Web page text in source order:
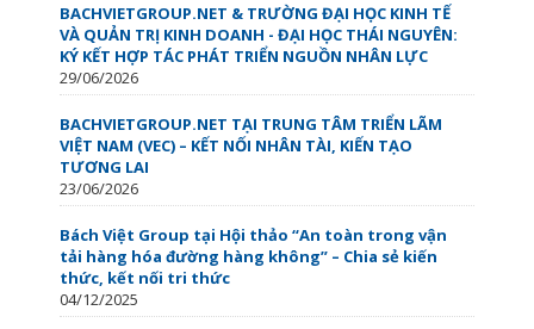
BACHVIETGROUP.NET & TRƯỜNG ĐẠI HỌC KINH TẾ
VÀ QUẢN TRỊ KINH DOANH - ĐẠI HỌC THÁI NGUYÊN:
KÝ KẾT HỢP TÁC PHÁT TRIỂN NGUỒN NHÂN LỰC
29/06/2026
BACHVIETGROUP.NET TẠI TRUNG TÂM TRIỂN LÃM
VIỆT NAM (VEC) – KẾT NỐI NHÂN TÀI, KIẾN TẠO
TƯƠNG LAI
23/06/2026
Bách Việt Group tại Hội thảo “An toàn trong vận
tải hàng hóa đường hàng không” – Chia sẻ kiến
thức, kết nối tri thức
04/12/2025